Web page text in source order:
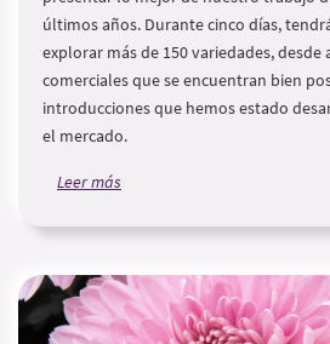
últimos años. Durante cinco días,
explorar más de 150 variedades, desde
comerciales que se encuentran bien
introducciones que hemos estado
el mercado.
Leer más